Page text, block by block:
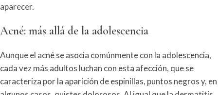
aparecer.
Acné: más allá de la adolescencia
Aunque el acnése asocia comúnmente con la adolescencia,
cada vez más adultos luchan con esta afección, que se
caracteriza por la aparición de espinillas, puntos negros y, en